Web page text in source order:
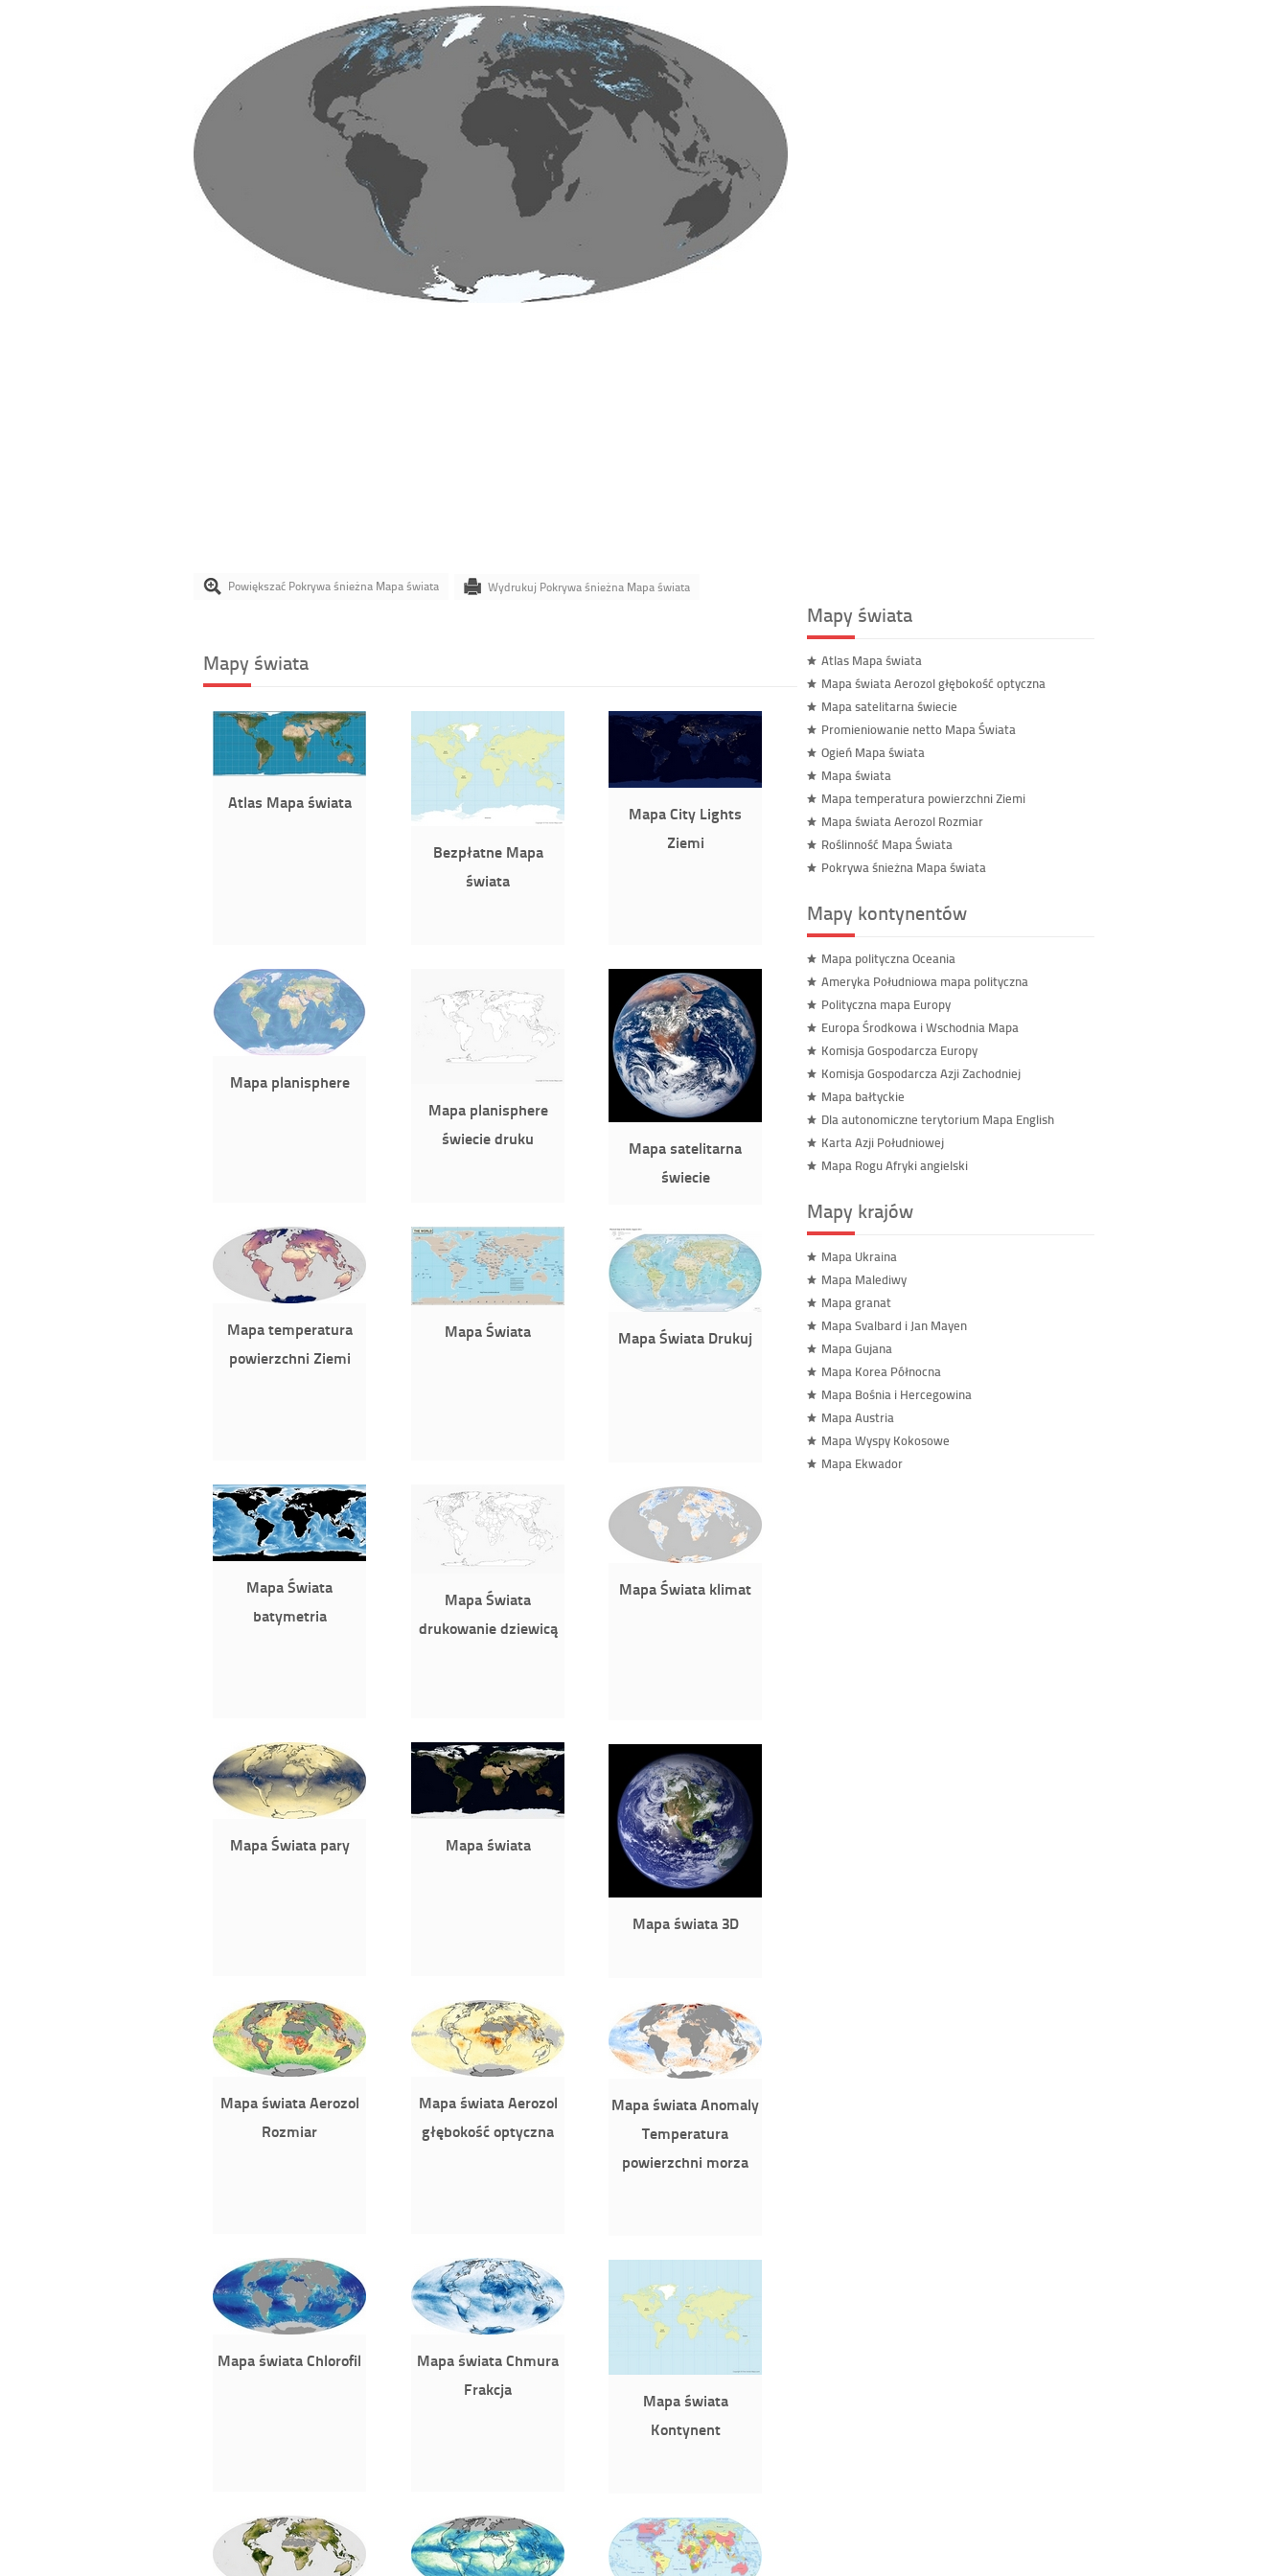
Powiększać Pokrywa śnieżna Mapa świata Wydrukuj Pokrywa śnieżna Mapa świata
Mapy świata
Atlas Mapa świata
Bezpłatne Mapa
świata
Mapa City Lights
Ziemi
Mapa planisphere
Mapa planisphere
świecie druku
Mapa satelitarna
świecie
Mapa temperatura
powierzchni Ziemi
Mapa Świata Mapa Świata Drukuj
Mapa Świata
batymetria
Mapa Świata
drukowanie dziewicą
Mapa Świata klimat
Mapa Świata pary Mapa świata
Mapa świata 3D
Mapa świata Aerozol
Rozmiar
Mapa świata Aerozol
głębokość optyczna
Mapa świata Anomaly
Temperatura
powierzchni morza
Mapa świata Chlorofil
Mapa świata Chmura
Frakcja
Mapa świata
Kontynent
Mapy świata
Atlas Mapa świata
Mapa świata Aerozol głębokość optyczna
Mapa satelitarna świecie
Promieniowanie netto Mapa Świata
Ogień Mapa świata
Mapa świata
Mapa temperatura powierzchni Ziemi
Mapa świata Aerozol Rozmiar
Roślinność Mapa Świata
Pokrywa śnieżna Mapa świata
Mapy kontynentów
Mapa polityczna Oceania
Ameryka Południowa mapa polityczna
Polityczna mapa Europy
Europa Środkowa i Wschodnia Mapa
Komisja Gospodarcza Europy
Komisja Gospodarcza Azji Zachodniej
Mapa bałtyckie
Dla autonomiczne terytorium Mapa English
Karta Azji Południowej
Mapa Rogu Afryki angielski
Mapy krajów
Mapa Ukraina
Mapa Malediwy
Mapa granat
Mapa Svalbard i Jan Mayen
Mapa Gujana
Mapa Korea Północna
Mapa Bośnia i Hercegowina
Mapa Austria
Mapa Wyspy Kokosowe
Mapa Ekwador